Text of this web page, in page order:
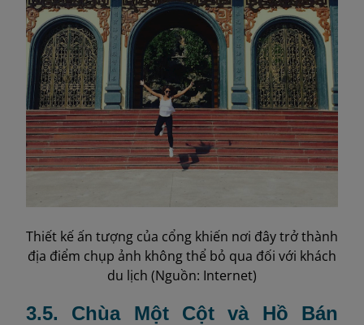
Thiết kế ấn tượng của cổng khiến nơi đây trở thành
địa điểm chụp ảnh không thể bỏ qua đối với khách
du lịch (Nguồn: Internet)
3.5. Chùa Một Cột và Hồ Bán